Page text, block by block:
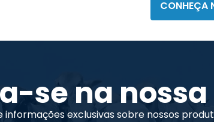
CONHEÇA
se na
informações exclusivas sobre nossos